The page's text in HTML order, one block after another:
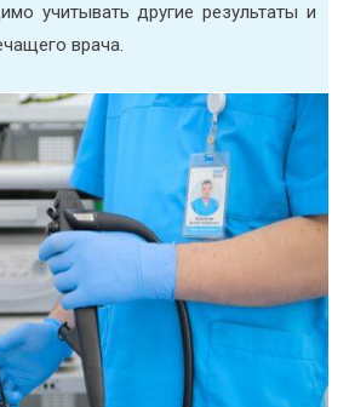
учитывать другие результаты и
врача.